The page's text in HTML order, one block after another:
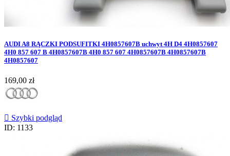
AUDI A8 RĄCZKI PODSUFITKI 4H0857607B uchwyt 4H D4 4H0857607
4H0 857 607 B 4H0857607B 4H0 857 607 4H0857607B 4H0857607B
4H0857607
Cena
169,00 zł
 Szybki podgląd
ID: 1133